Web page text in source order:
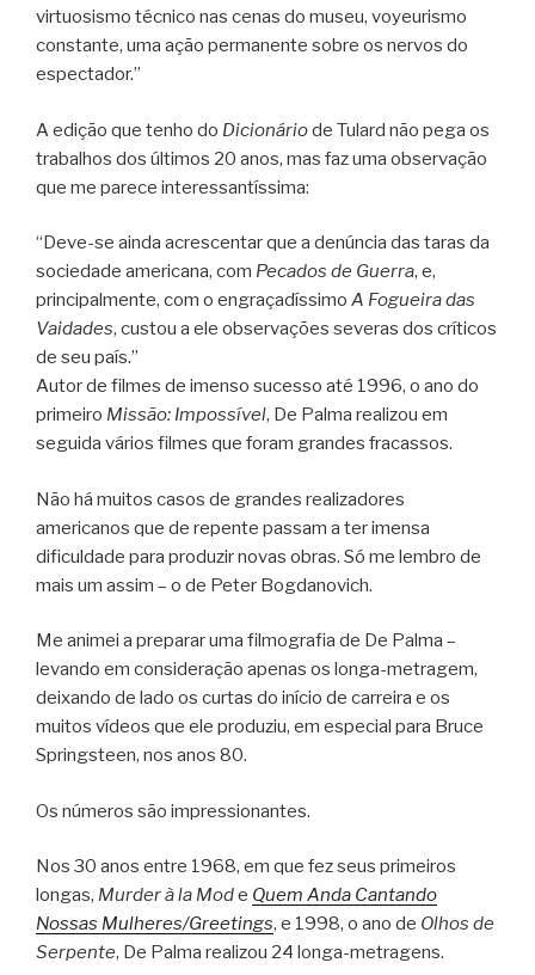
virtuosismo técnico nas cenas do museu, voyeurismo
constante, uma ação permanente sobre os nervos do
espectador.”
A edição que tenho do Dicionáriode Tulard não pega os
trabalhos dos últimos 20 anos, mas faz uma observação
que me parece interessantíssima:
“Deve-se ainda acrescentar que a denúncia das taras da
sociedade americana, com Pecados de Guerra, e,
principalmente, com o engraçadíssimo A Fogueira das
Vaidades, custou a ele observações severas dos críticos
de seu país.”
Autor de filmes de imenso sucesso até 1996, o ano do
primeiro Missão: Impossível, De Palma realizou em
seguida vários filmes que foram grandes fracassos.
Não há muitos casos de grandes realizadores
americanos que de repente passam a ter imensa
dificuldade para produzir novas obras. Só me lembro de
mais um assim – o de Peter Bogdanovich.
Me animei a preparar uma filmografia de De Palma –
levando em consideração apenas os longa-metragem,
deixando de lado os curtas do início de carreira e os
muitos vídeos que ele produziu, em especial para Bruce
Springsteen, nos anos 80.
Os números são impressionantes.
Nos 30 anos entre 1968, em que fez seus primeiros
longas, Murder à la Mode Quem Anda Cantando
Nossas Mulheres/Greetings, e 1998, o ano de Olhos de
Serpente, De Palma realizou 24 longa-metragens.